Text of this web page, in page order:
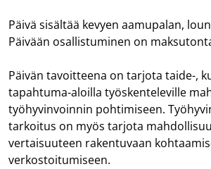
Päivä sisältää kevyen aamupalan,
Päivään osallistuminen on
Päivän tavoitteena on tarjota taide-,
tapahtuma-aloilla työskenteleville
työhyvinvoinnin pohtimiseen.
tarkoitus on myös tarjota
vertaisuuteen rakentuvaan
verkostoitumiseen.